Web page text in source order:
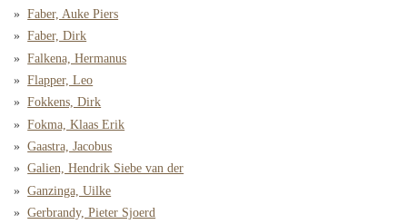
Faber, Auke Piers
Faber, Dirk
Falkena, Hermanus
Flapper, Leo
Fokkens, Dirk
Fokma, Klaas Erik
Gaastra, Jacobus
Galien, Hendrik Siebe van der
Ganzinga, Uilke
Gerbrandy, Pieter Sjoerd